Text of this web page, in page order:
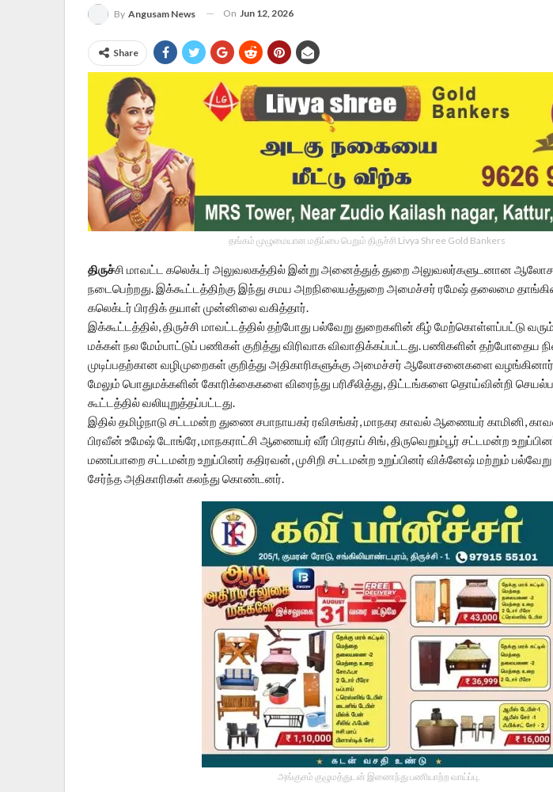
By Angusam News On Jun 12, 2026
Share
தங்கம் முழுமையான மதிப்பை பெறும் திருச்சி Livya Shree Gold Bankers
திருச்சி மாவட்ட கலெக்டர் அலுவலகத்தில் இன்று அனைத்துத் துறை அலுவலர்களுடனான
நடைபெற்றது. இக்கூட்டத்திற்கு இந்து சமய அறநிலையத்துறை அமைச்சர் ரமேஷ் தலைமை
கலெக்டர் பிரதிக் தயாள் முன்னிலை வகித்தார்.
இக்கூட்டத்தில், திருச்சி மாவட்டத்தில் தற்போது பல்வேறு துறைகளின் கீழ் மேற்கொள்ளப்பட்டு
மக்கள் நல மேம்பாட்டுப் பணிகள் குறித்து விரிவாக விவாதிக்கப்பட்டது. பணிகளின் தற்போதைய
முடிப்பதற்கான வழிமுறைகள் குறித்து அதிகாரிகளுக்கு அமைச்சர் ஆலோசனைகளை
மேலும் பொதுமக்களின் கோரிக்கைகளை விரைந்து பரிசீலித்து, திட்டங்களை தொய்வின்றி
கூட்டத்தில் வலியுறுத்தப்பட்டது.
இதில் தமிழ்நாடு சட்டமன்ற துணை சபாநாயகர் ரவிசங்கர், மாநகர காவல் ஆணையர் காமினி,
பிரவீன் உமேஷ் டோங்ரே, மாநகராட்சி ஆணையர் வீர் பிரதாப் சிங், திருவெறும்பூர் சட்டமன்ற
மணப்பாறை சட்டமன்ற உறுப்பினர் கதிரவன், முசிறி சட்டமன்ற உறுப்பினர் விக்னேஷ் மற்றும்
சேர்ந்த அதிகாரிகள் கலந்து கொண்டனர்.
அங்குசம் குழுமத்துடன் இணைந்து பணியாற்ற வாய்ப்பு.